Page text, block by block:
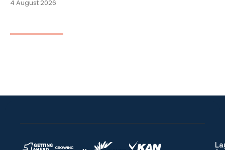
4 August 2026